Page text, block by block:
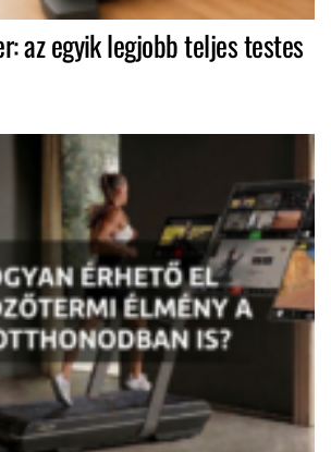
az egyik legjobb teljes testes